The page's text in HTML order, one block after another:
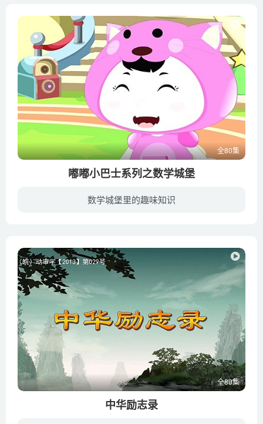
全80集
嘟嘟小巴士系列之数学城堡
数学城堡里的趣味知识
全80集
中华励志录